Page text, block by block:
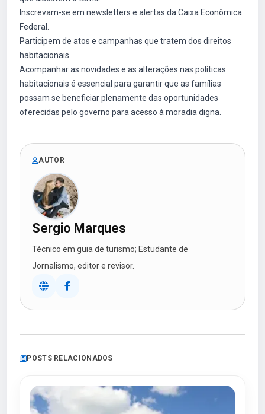
Inscrevam-se em newsletters e alertas da Caixa Econômica
Federal.
Participem de atos e campanhas que tratem dos direitos
habitacionais.
Acompanhar as novidades e as alterações nas políticas
habitacionais é essencial para garantir que as famílias
possam se beneficiar plenamente das oportunidades
oferecidas pelo governo para acesso à moradia digna.
AUTOR
Sergio Marques
Técnico em guia de turismo; Estudante de
Jornalismo, editor e revisor.
POSTS RELACIONADOS